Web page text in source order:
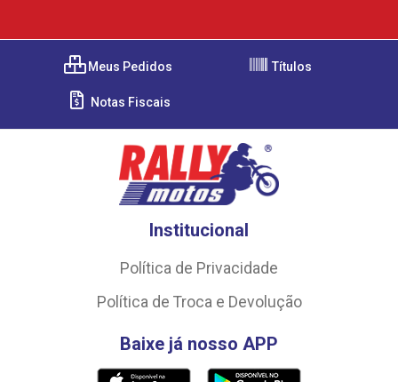
Meus Pedidos Títulos
Notas Fiscais
Institucional
Política de Privacidade
Política de Troca e Devolução
Baixe já nosso APP